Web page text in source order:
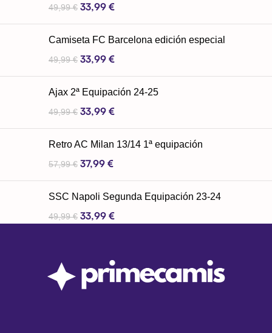
49,99€ 33,99 €
Camiseta FC Barcelona edición especial
49,99€ 33,99 €
Ajax 2ª Equipación 24-25
49,99€ 33,99 €
Retro AC Milan 13/14 1ª equipación
57,99€ 37,99 €
SSC Napoli Segunda Equipación 23-24
49,99€ 33,99 €